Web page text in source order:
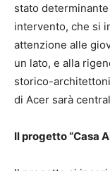
stato
intervento, che si
attenzione alle
un lato, e alla
storico-
di Acer sarà
Il progetto “Casa